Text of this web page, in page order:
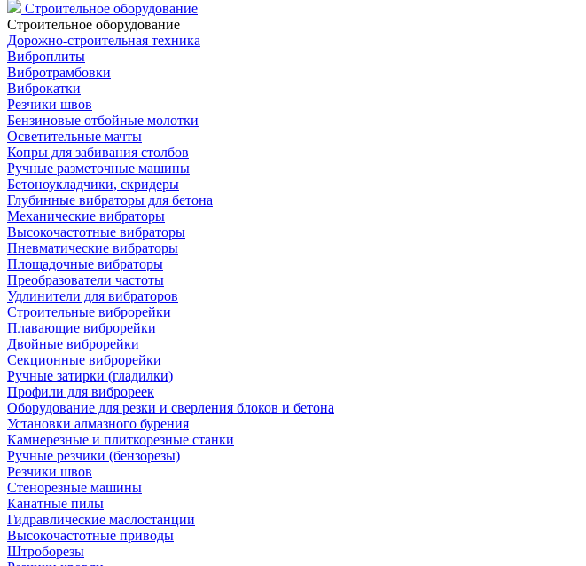
Строительное оборудование
Строительное оборудование
Дорожно-строительная техника
Виброплиты
Вибротрамбовки
Виброкатки
Резчики швов
Бензиновые отбойные молотки
Осветительные мачты
Копры для забивания столбов
Ручные разметочные машины
Бетоноукладчики, скридеры
Глубинные вибраторы для бетона
Механические вибраторы
Высокочастотные вибраторы
Пневматические вибраторы
Площадочные вибраторы
Преобразователи частоты
Удлинители для вибраторов
Строительные виброрейки
Плавающие виброрейки
Двойные виброрейки
Секционные виброрейки
Ручные затирки (гладилки)
Профили для виброреек
Оборудование для резки и сверления блоков и бетона
Установки алмазного бурения
Камнерезные и плиткорезные станки
Ручные резчики (бензорезы)
Резчики швов
Стенорезные машины
Канатные пилы
Гидравлические маслостанции
Высокочастотные приводы
Штроборезы